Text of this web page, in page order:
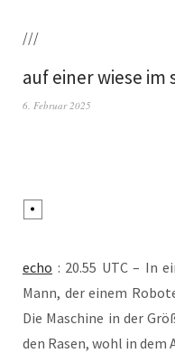
///
auf einer wiese im
6. Februar 2025
echo : 20.55 UTC – In
Mann, der einem
Die Maschi­ne in der
den Rasen, wohl in dem